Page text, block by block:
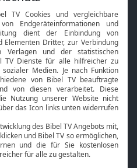
Smart TV
HbbTV
Bibelthek Online-Bibel
Nächster Gottesdienst
Service
Kontakt
TV-Empfang